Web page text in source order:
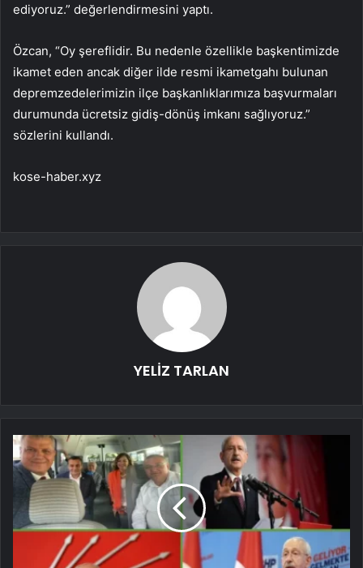
ediyoruz.” değerlendirmesini yaptı.
Özcan, “Oy şereflidir. Bu nedenle özellikle başkentimizde
ikamet eden ancak diğer ilde resmi ikametgahı bulunan
depremzedelerimizin ilçe başkanlıklarımıza başvurmaları
durumunda ücretsiz gidiş-dönüş imkanı sağlıyoruz.”
sözlerini kullandı.
kose-haber.xyz
YELİZ TARLAN